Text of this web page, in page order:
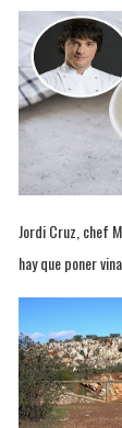
Jordi Cruz, chef
hay que poner